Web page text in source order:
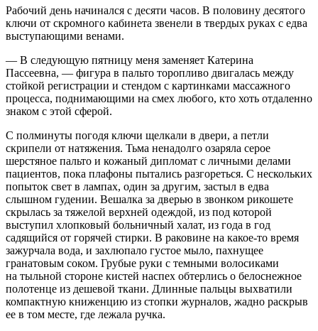
Рабочий день начинался с десяти часов. В половину десятого
ключи от скромного кабинета звенели в твердых руках с едва
выступающими венами.
— В следующую пятницу меня заменяет Катерина
Пассеевна, — фигура в пальто торопливо двигалась между
стойкой регистрации и стендом с картинками массажного
процесса, поднимающими на смех любого, кто хоть отдаленно
знаком с этой сферой.
С полминуты погодя ключи щелкали в двери, а петли
скрипели от натяжения. Тьма ненадолго озаряла серое
шерстяное пальто и кожаный дипломат с личными делами
пациентов, пока плафоны пытались разгореться. С нескольких
попыток свет в лампах, один за другим, застыл в едва
слышном гудении. Вешалка за дверью в звонком рикошете
скрылась за тяжелой верхней одеждой, из под которой
выступил хлопковый больничный халат, из года в год
садящийся от горячей стирки. В раковине на какое-то время
зажурчала вода, и захлюпало густое мыло, пахнущее
гранатовым соком. Грубые руки с темными волосиками
на тыльной стороне кистей наспех обтерлись о белоснежное
полотенце из дешевой ткани. Длинные пальцы выхватили
компактную книженцию из стопки журналов, жадно раскрыв
ее в том месте, где лежала ручка.